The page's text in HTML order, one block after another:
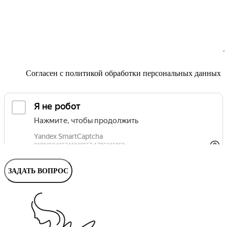
Согласен с политикой обработки персональных данных
ЗАДАТЬ ВОПРОС